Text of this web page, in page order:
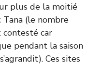
plus de la moitié
(le nombre
contesté car
pendant la saison
Ces sites